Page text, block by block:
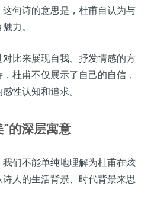
句诗的意思是，杜甫自认为与
力。
比来展现自我、抒发情感的方
杜甫不仅展示了自己的自信，
性认知和追求。
的深层寓意
们不能单纯地理解为杜甫在炫
人的生活背景、时代背景来思